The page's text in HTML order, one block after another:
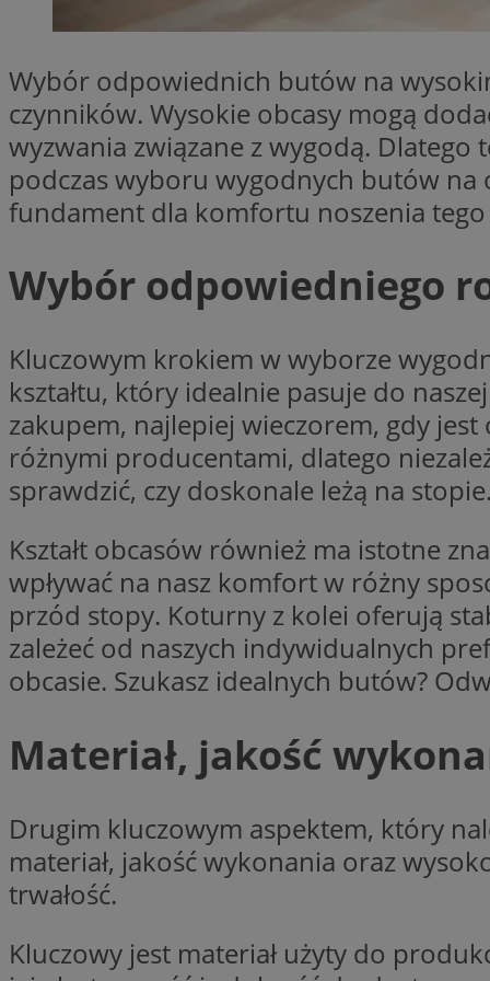
Wybór odpowiednich butów na
czynników. Wysokie obcasy mogą
wyzwania związane z wygodą.
podczas wyboru wygodnych butów na
fundament dla komfortu noszenia
Wybór odpowiedniego
Kluczowym krokiem w wyborze
kształtu, który idealnie pasuje do
zakupem, najlepiej wieczorem, gdy
różnymi producentami, dlatego
sprawdzić, czy doskonale leżą na stopie.
Kształt obcasów również ma istotne
wpływać na nasz komfort w różny
przód stopy. Koturny z kolei oferują
zależeć od naszych indywidualnych
obcasie. Szukasz idealnych butów?
Materiał, jakość
Drugim kluczowym aspektem, który
materiał, jakość wykonania oraz
trwałość.
Kluczowy jest materiał użyty do
MvSessID
euds
li_gc
__cf_bm
sa-user-id-v3
c
TDID
google_push
Nazwa
WMF-Uniq
__mguid_